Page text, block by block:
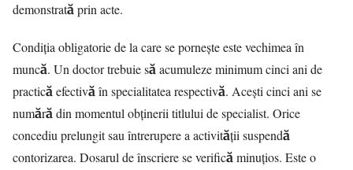
demonstrată prin acte.
Condiția obligatorie de la care se pornește este vechimea în
muncă. Un doctor trebuie să acumuleze minimum cinci ani de
practică efectivă în specialitatea respectivă. Acești cinci ani se
numără din momentul obținerii titlului de specialist. Orice
concediu prelungit sau întrerupere a activității suspendă
contorizarea. Dosarul de înscriere se verifică minuțios. Este o